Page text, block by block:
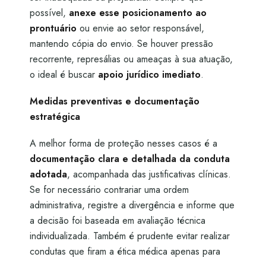
possível, anexe esse posicionamento ao
prontuário ou envie ao setor responsável,
mantendo cópia do envio. Se houver pressão
recorrente, represálias ou ameaças à sua atuação,
o ideal é buscar apoio jurídico imediato.
Medidas preventivas e documentação
estratégica
A melhor forma de proteção nesses casos é a
documentação clara e detalhada da conduta
adotada, acompanhada das justificativas clínicas.
Se for necessário contrariar uma ordem
administrativa, registre a divergência e informe que
a decisão foi baseada em avaliação técnica
individualizada. Também é prudente evitar realizar
condutas que firam a ética médica apenas para